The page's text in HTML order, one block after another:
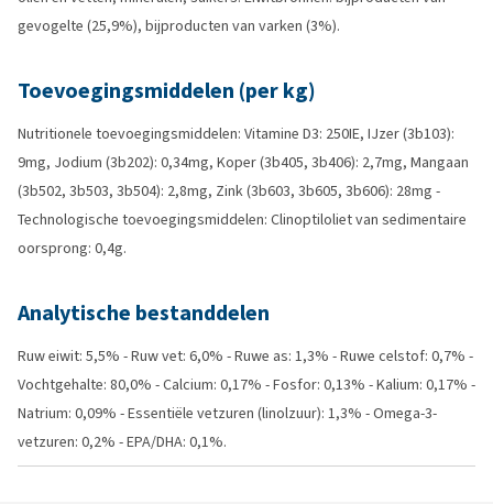
gevogelte (25,9%), bijproducten van varken (3%).
Toevoegingsmiddelen (per kg)
Nutritionele toevoegingsmiddelen: Vitamine D3: 250IE, IJzer (3b103):
9mg, Jodium (3b202): 0,34mg, Koper (3b405, 3b406): 2,7mg, Mangaan
(3b502, 3b503, 3b504): 2,8mg, Zink (3b603, 3b605, 3b606): 28mg -
Technologische toevoegingsmiddelen: Clinoptiloliet van sedimentaire
oorsprong: 0,4g.
Analytische bestanddelen
Ruw eiwit: 5,5% - Ruw vet: 6,0% - Ruwe as: 1,3% - Ruwe celstof: 0,7% -
Vochtgehalte: 80,0% - Calcium: 0,17% - Fosfor: 0,13% - Kalium: 0,17% -
Natrium: 0,09% - Essentiële vetzuren (linolzuur): 1,3% - Omega-3-
vetzuren: 0,2% - EPA/DHA: 0,1%.